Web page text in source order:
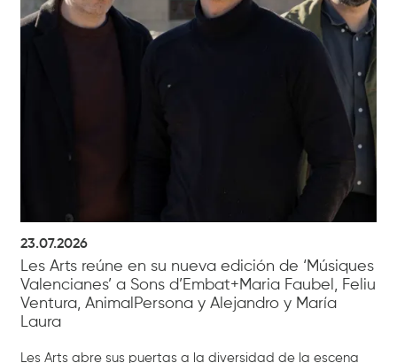
23.07.2026
Les Arts reúne en su nueva edición de ‘Músiques
Valencianes’ a Sons d’Embat+Maria Faubel, Feliu
Ventura, AnimalPersona y Alejandro y María
Laura
Les Arts abre sus puertas a la diversidad de la escena